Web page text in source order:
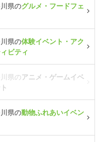
県のグルメ・フードフェ
県の体験イベント・アク
ビティ
県のアニメ・ゲームイベ
県の動物ふれあいイベン